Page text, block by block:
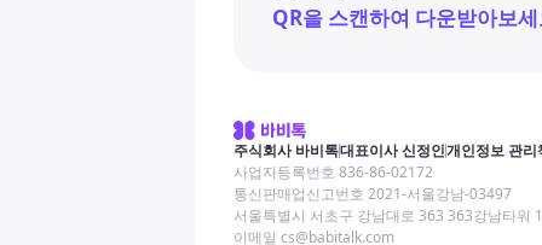
QR을 스캔하여 다운받아보세
주식회사 바비톡대표이사 신정인개인정보 관리
사업자등록번호 836-86-02172
통신판매업신고번호 2021-서울강남-03497
서울특별시 서초구 강남대로 363 363강남타워
이메일 cs@babitalk.com